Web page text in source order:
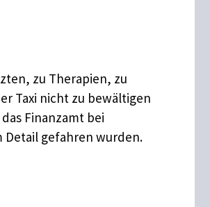
zu Therapien, zu
Taxi nicht zu bewältigen
Finanzamt bei
Detail gefahren wurden.